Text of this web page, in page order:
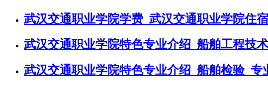
武汉交通职业学院学费_武汉交通职业学院住
武汉交通职业学院特色专业介绍_船舶工程技
武汉交通职业学院特色专业介绍_船舶检验_专